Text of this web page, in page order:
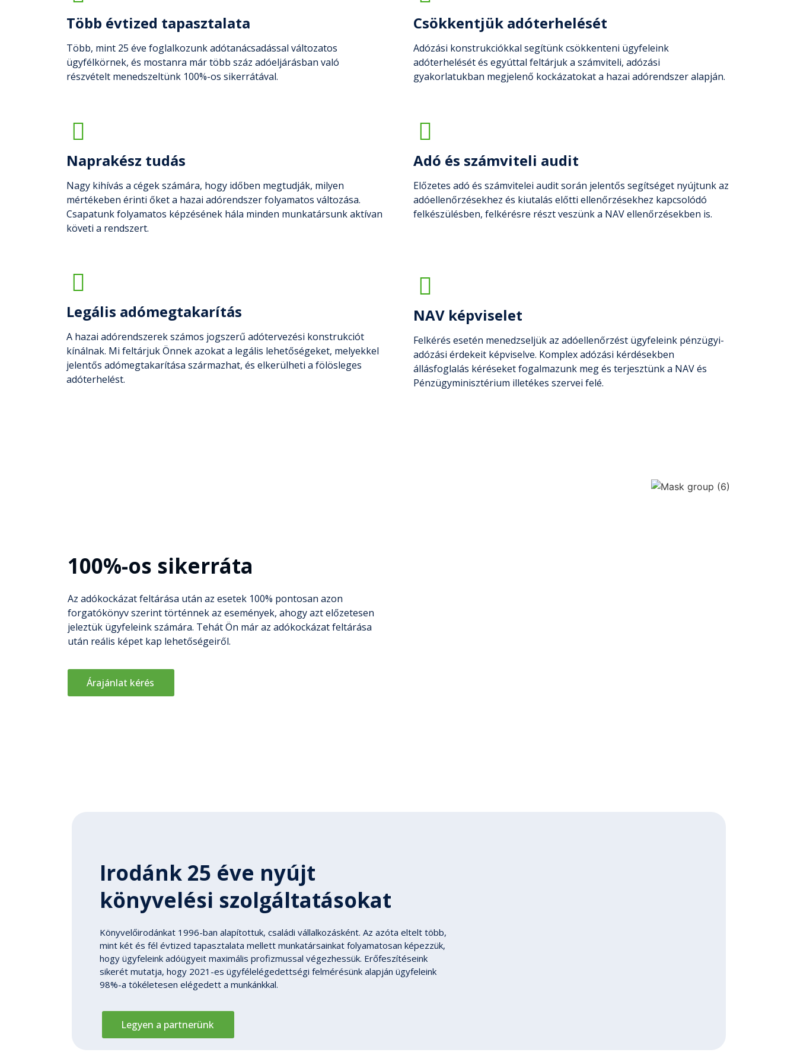
Több évtized tapasztalata
Több, mint 25 éve foglalkozunk adótanácsadással változatos
ügyfélkörnek, és mostanra már több száz adóeljárásban való
részvételt menedszeltünk 100%-os sikerrátával.
Csökkentjük adóterhelését
Adózási konstrukciókkal segítünk csökkenteni ügyfeleink
adóterhelését és egyúttal feltárjuk a számviteli, adózási
gyakorlatukban megjelenő kockázatokat a hazai adórendszer alapján.
Naprakész tudás
Nagy kihívás a cégek számára, hogy időben megtudják, milyen
mértékeben érinti őket a hazai adórendszer folyamatos változása.
Csapatunk folyamatos képzésének hála minden munkatársunk aktívan
követi a rendszert.
Adó és számviteli audit
Előzetes adó és számvitelei audit során jelentős segítséget nyújtunk az
adóellenőrzésekhez és kiutalás előtti ellenőrzésekhez kapcsolódó
felkészülésben, felkérésre részt veszünk a NAV ellenőrzésekben is.
Legális adómegtakarítás
A hazai adórendszerek számos jogszerű adótervezési konstrukciót
kínálnak. Mi feltárjuk Önnek azokat a legális lehetőségeket, melyekkel
jelentős adómegtakarítása származhat, és elkerülheti a fölösleges
adóterhelést.
NAV képviselet
Felkérés esetén menedzseljük az adóellenőrzést ügyfeleink pénzügyi-
adózási érdekeit képviselve. Komplex adózási kérdésekben
állásfoglalás kéréseket fogalmazunk meg és terjesztünk a NAV és
Pénzügyminisztérium illetékes szervei felé.
100%-os sikerráta
Az adókockázat feltárása után az esetek 100% pontosan azon
forgatókönyv szerint történnek az események, ahogy azt előzetesen
jeleztük ügyfeleink számára. Tehát Ön már az adókockázat feltárása
után reális képet kap lehetőségeiről.
Árajánlat kérés
Irodánk 25 éve nyújt
könyvelési szolgáltatásokat
Könyvelőirodánkat 1996-ban alapítottuk, családi vállalkozásként. Az azóta eltelt több,
mint két és fél évtized tapasztalata mellett munkatársainkat folyamatosan képezzük,
hogy ügyfeleink adóügyeit maximális profizmussal végezhessük. Erőfeszítéseink
sikerét mutatja, hogy 2021-es ügyfélelégedettségi felmérésünk alapján ügyfeleink
98%-a tökéletesen elégedett a munkánkkal.
Legyen a partnerünk